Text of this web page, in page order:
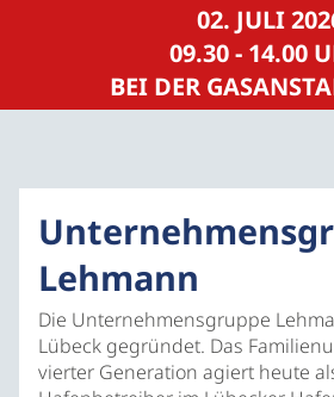
02. JULI
09.30 - 14.00
BEI DER
Lehmann
Die Unternehmensgruppe
Lübeck gegründet. Das
vierter Generation agiert heute